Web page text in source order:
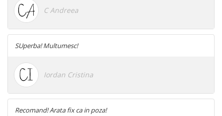
C Andreea
SUperba! Multumesc!
Iordan Cristina
Recomand! Arata fix ca in poza!